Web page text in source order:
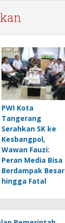
PWI Kota
Tangerang
Serahkan SK ke
Kesbangpol,
Wawan Fauzi:
Peran Media Bisa
Berdampak Besar
hingga Fatal